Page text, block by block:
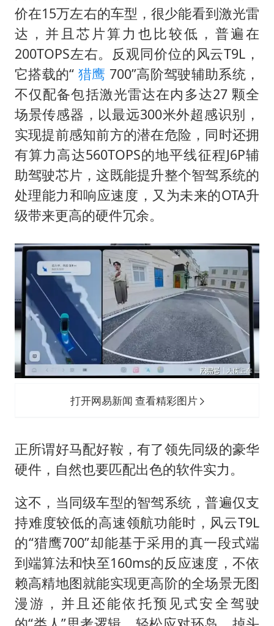
价在15万左右的车型，很少能看到激光雷
达，并且芯片算力也比较低，普遍在
200TOPS左右。反观同价位的风云T9L，
它搭载的“ 猎鹰 700”高阶驾驶辅助系统，
不仅配备包括激光雷达在内多达27 颗全
场景传感器，以最远300米外超感识别，
实现提前感知前方的潜在危险，同时还拥
有算力高达560TOPS的地平线征程J6P辅
助驾驶芯片，这既能提升整个智驾系统的
处理能力和响应速度，又为未来的OTA升
级带来更高的硬件冗余。
打开网易新闻 查看精彩图片
正所谓好马配好鞍，有了领先同级的豪华
硬件，自然也要匹配出色的软件实力。
这不，当同级车型的智驾系统，普遍仅支
持难度较低的高速领航功能时，风云T9L
的“猎鹰700”却能基于采用的真一段式端
到端算法和快至160ms的反应速度，不依
赖高精地图就能实现更高阶的全场景无图
漫游，并且还能依托预见式安全驾驶